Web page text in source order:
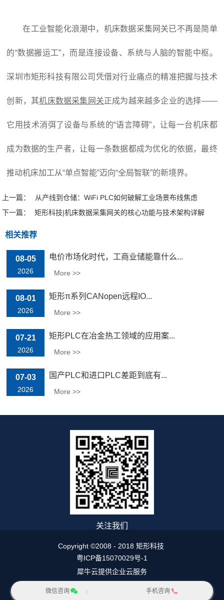
在工业智能化浪潮中，机床数据采集网关已不再是简单
的“数据搬运工”，而是连接设备、系统与人脑的智能中枢。
深圳市矩形科技有限公司凭借对行业痛点的精准把握与技术
创新，其机床数据采集网关正成为越来越多企业的选择——
它用技术消弭了设备与系统的“语言障碍”，让每一台机床都
成为数据的生产者，让每一条数据都成为优化的依据，最终
推动机床加工从“单点智能”迈向“全局智联”的新境界。
上一篇：
从产线到仓储：WiFi PLC如何破解工业场景布线焦虑
下一篇：
矩形科技|机床数据采集网关的核心功能与技术架构详解
相关推荐
08-05
2026
电价市场化时代，工商业储能靠什么...
More >>
08-01
2026
矩形π系列CANopen远程IO...
More >>
07-21
2026
矩形PLC在冶金热工领域的应用案...
More >>
07-03
2026
国产PLC和进口PLC差距到底有...
More >>
关注我们
Copyright ©2008 - 2018 矩形科技
粤ICP备15070029号-1
犀牛云提供企业云服务
微信咨询 手机咨询